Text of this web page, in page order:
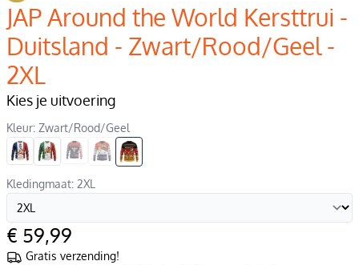
JAP Around the World Kersttrui -
Duitsland - Zwart/Rood/Geel -
2XL
Kies je uitvoering
Kleur: Zwart/Rood/Geel
Kledingmaat: 2XL
€ 59,99
Gratis verzending!